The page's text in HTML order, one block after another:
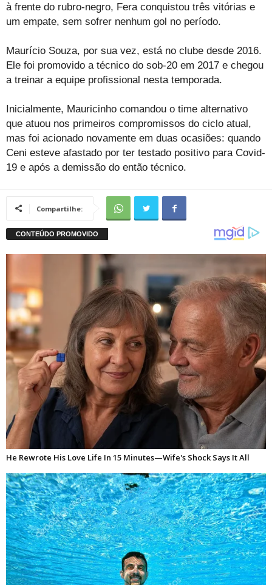
à frente do rubro-negro, Fera conquistou três vitórias e
um empate, sem sofrer nenhum gol no período.
Maurício Souza, por sua vez, está no clube desde 2016.
Ele foi promovido a técnico do sob-20 em 2017 e chegou
a treinar a equipe profissional nesta temporada.
Inicialmente, Mauricinho comandou o time alternativo
que atuou nos primeiros compromissos do ciclo atual,
mas foi acionado novamente em duas ocasiões: quando
Ceni esteve afastado por ter testado positivo para Covid-
19 e após a demissão do então técnico.
Compartilhe: